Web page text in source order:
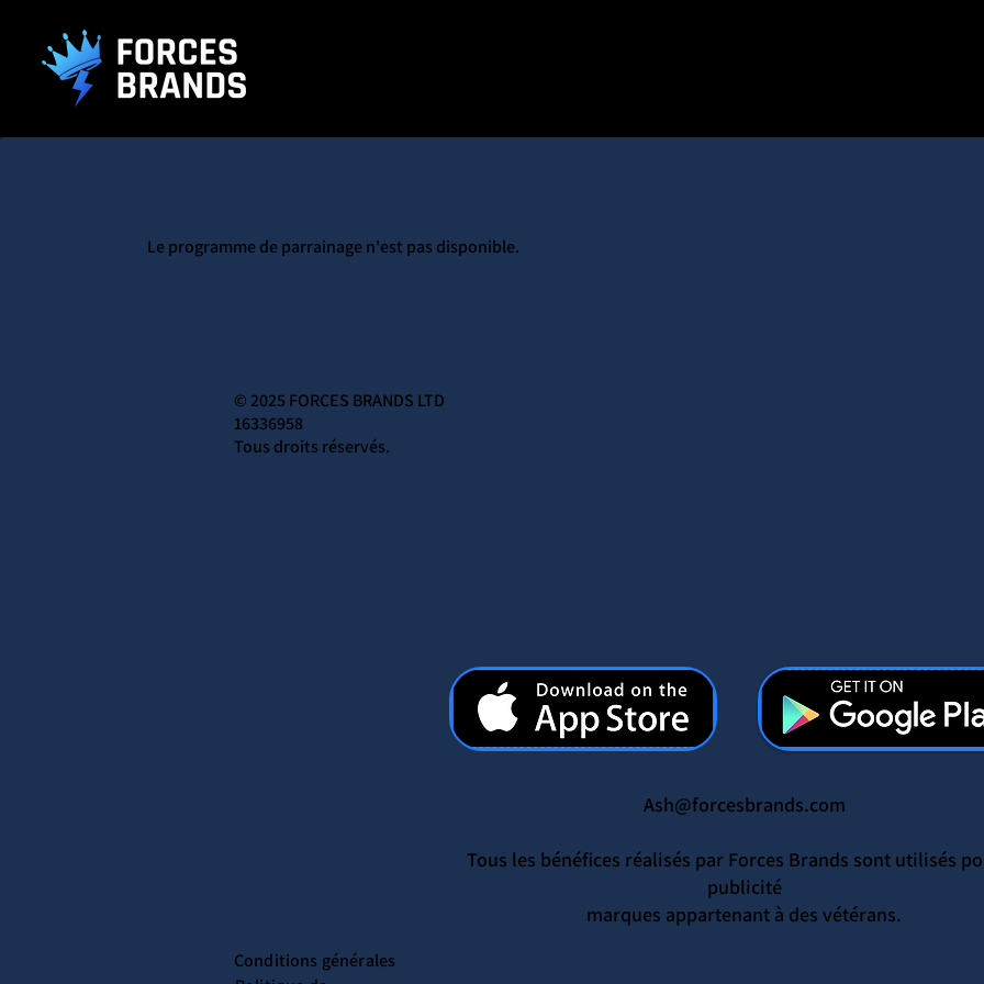
Le programme de parrainage n'est pas disponible.
© 2025 FORCES BRANDS LTD
16336958
Tous droits réservés.
Ash@forcesbrands.com
Tous les bénéfices réalisés par Forces Brands sont utilisés
publicité
marques appartenant à des vétérans.
Conditions générales